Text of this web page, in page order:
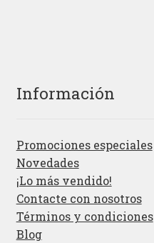
Información
Promociones especiales
Novedades
¡Lo más vendido!
Contacte con nosotros
Términos y condiciones
Blog